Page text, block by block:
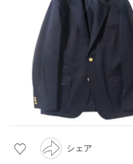
シェア